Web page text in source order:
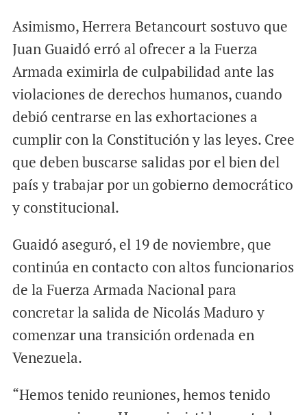
Asimismo, Herrera Betancourt sostuvo que
Juan Guaidó erró al ofrecer a la Fuerza
Armada eximirla de culpabilidad ante las
violaciones de derechos humanos, cuando
debió centrarse en las exhortaciones a
cumplir con la Constitución y las leyes. Cree
que deben buscarse salidas por el bien del
país y trabajar por un gobierno democrático
y constitucional.
Guaidó aseguró, el 19 de noviembre, que
continúa en contacto con altos funcionarios
de la Fuerza Armada Nacional para
concretar la salida de Nicolás Maduro y
comenzar una transición ordenada en
Venezuela.
“Hemos tenido reuniones, hemos tenido